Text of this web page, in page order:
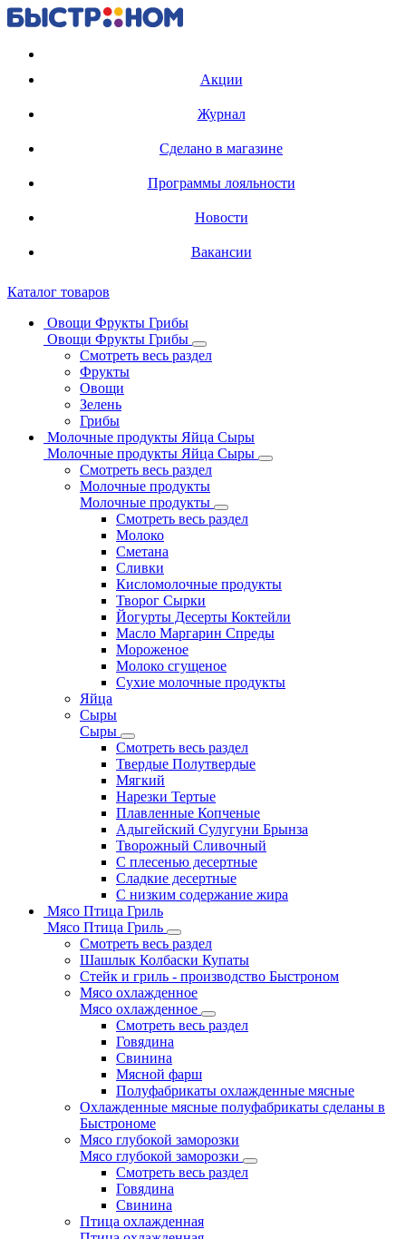
Акции
Журнал
Сделано в магазине
Программы лояльности
Новости
Вакансии
Каталог товаров
Овощи Фрукты Грибы
Овощи Фрукты Грибы
Смотреть весь раздел
Фрукты
Овощи
Зелень
Грибы
Молочные продукты Яйца Сыры
Молочные продукты Яйца Сыры
Смотреть весь раздел
Молочные продукты
Молочные продукты
Смотреть весь раздел
Молоко
Сметана
Сливки
Кисломолочные продукты
Творог Сырки
Йогурты Десерты Коктейли
Масло Маргарин Спреды
Мороженое
Молоко сгущеное
Сухие молочные продукты
Яйца
Сыры
Сыры
Смотреть весь раздел
Твердые Полутвердые
Мягкий
Нарезки Тертые
Плавленные Копченые
Адыгейский Сулугуни Брынза
Творожный Сливочный
С плесенью десертные
Сладкие десертные
С низким содержание жира
Мясо Птица Гриль
Мясо Птица Гриль
Смотреть весь раздел
Шашлык Колбаски Купаты
Стейк и гриль - производство Быстроном
Мясо охлажденное
Мясо охлажденное
Смотреть весь раздел
Говядина
Свинина
Мясной фарш
Полуфабрикаты охлажденные мясные
Охлажденные мясные полуфабрикаты сделаны в
Быстрономе
Мясо глубокой заморозки
Мясо глубокой заморозки
Смотреть весь раздел
Говядина
Свинина
Птица охлажденная